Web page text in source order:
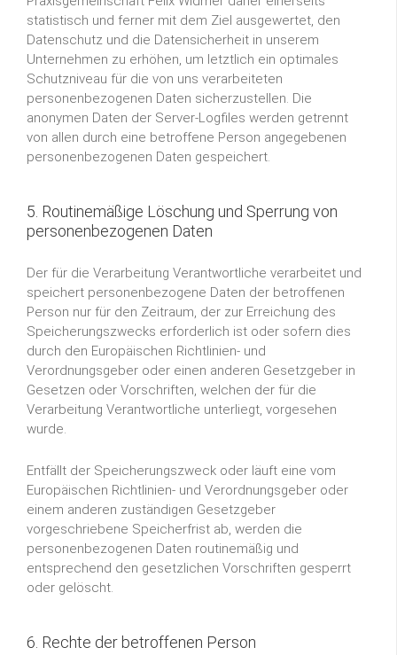
statistisch und ferner mit dem Ziel ausgewertet, den
Datenschutz und die Datensicherheit in unserem
Unternehmen zu erhöhen, um letztlich ein optimales
Schutzniveau für die von uns verarbeiteten
personenbezogenen Daten sicherzustellen. Die
anonymen Daten der Server-Logfiles werden getrennt
von allen durch eine betroffene Person angegebenen
personenbezogenen Daten gespeichert.
5. Routinemäßige Löschung und Sperrung von
personenbezogenen Daten
Der für die Verarbeitung Verantwortliche verarbeitet und
speichert personenbezogene Daten der betroffenen
Person nur für den Zeitraum, der zur Erreichung des
Speicherungszwecks erforderlich ist oder sofern dies
durch den Europäischen Richtlinien- und
Verordnungsgeber oder einen anderen Gesetzgeber in
Gesetzen oder Vorschriften, welchen der für die
Verarbeitung Verantwortliche unterliegt, vorgesehen
wurde.
Entfällt der Speicherungszweck oder läuft eine vom
Europäischen Richtlinien- und Verordnungsgeber oder
einem anderen zuständigen Gesetzgeber
vorgeschriebene Speicherfrist ab, werden die
personenbezogenen Daten routinemäßig und
entsprechend den gesetzlichen Vorschriften gesperrt
oder gelöscht.
6. Rechte der betroffenen Person